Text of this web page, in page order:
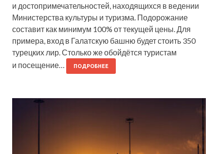
и достопримечательностей, находящихся в ведении
Министерства культуры и туризма. Подорожание
составит как минимум 100% от текущей цены. Для
примера, вход в Галатскую башню будет стоить 350
турецких лир. Столько же обойдётся туристам
и посещение…
ПОДРОБНЕЕ